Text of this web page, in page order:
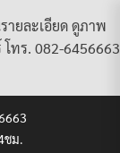
ายละเอียด ดูภาพ
ทร. 082-6456663
ชม.